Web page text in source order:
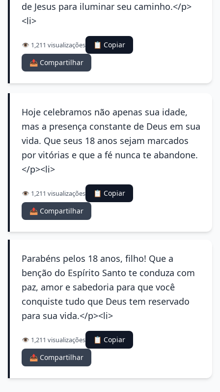
de Jesus para iluminar seu caminho.</p>
<li>
👁️ 1,211 visualizações
📋 Copiar
📤 Compartilhar
Hoje celebramos não apenas sua idade,
mas a presença constante de Deus em sua
vida. Que seus 18 anos sejam marcados
por vitórias e que a fé nunca te abandone.
</p><li>
👁️ 1,211 visualizações
📋 Copiar
📤 Compartilhar
Parabéns pelos 18 anos, filho! Que a
benção do Espírito Santo te conduza com
paz, amor e sabedoria para que você
conquiste tudo que Deus tem reservado
para sua vida.</p><li>
👁️ 1,211 visualizações
📋 Copiar
📤 Compartilhar